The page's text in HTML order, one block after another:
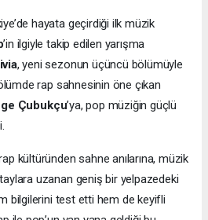
hayata geçirdiği ilk müzik
’in ilgiyle takip edilen yarışma
, yeni sezonun üçüncü bölümüyle
rap sahnesinin öne çıkan
Çubukçu’ya, pop müziğin güçlü
kültüründen sahne anılarına, müzik
uzanan geniş bir yelpazedeki
bilgilerini test etti hem de keyifli